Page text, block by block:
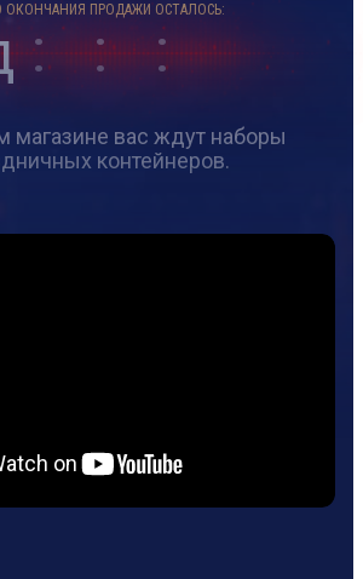
ОКОНЧАНИЯ ПРОДАЖИ ОСТАЛОСЬ:
магазине вас ждут наборы
контейнеров.